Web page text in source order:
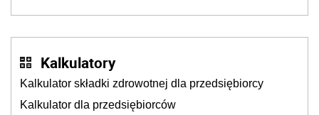
Kalkulatory
Kalkulator składki zdrowotnej dla przedsiębiorcy
Kalkulator dla przedsiębiorców